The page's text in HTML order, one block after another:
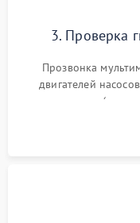
3. Проверка
Прозвонка
двигателей
прессостата
концевика дверцы